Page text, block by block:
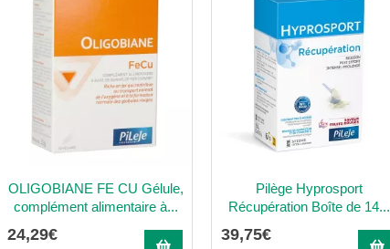
OLIGOBIANE FE CU Gélule,
complément alimentaire à...
24,29€
Pilège Hyprosport
Récupération Boîte de 14...
39,75€